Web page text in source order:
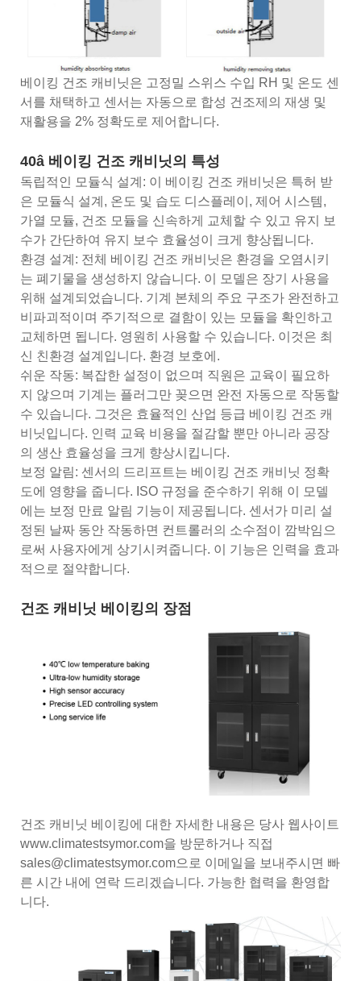
베이킹 건조 캐비닛은 고정밀 스위스 수입 RH 및 온도 센
서를 채택하고 센서는 자동으로 합성 건조제의 재생 및
재활용을 2% 정확도로 제어합니다.
40â 베이킹 건조 캐비닛의 특성
독립적인 모듈식 설계: 이 베이킹 건조 캐비닛은 특허 받
은 모듈식 설계, 온도 및 습도 디스플레이, 제어 시스템,
가열 모듈, 건조 모듈을 신속하게 교체할 수 있고 유지 보
수가 간단하여 유지 보수 효율성이 크게 향상됩니다.
환경 설계: 전체 베이킹 건조 캐비닛은 환경을 오염시키
는 폐기물을 생성하지 않습니다. 이 모델은 장기 사용을
위해 설계되었습니다. 기계 본체의 주요 구조가 완전하고
비파괴적이며 주기적으로 결함이 있는 모듈을 확인하고
교체하면 됩니다. 영원히 사용할 수 있습니다. 이것은 최
신 친환경 설계입니다. 환경 보호에.
쉬운 작동: 복잡한 설정이 없으며 직원은 교육이 필요하
지 않으며 기계는 플러그만 꽂으면 완전 자동으로 작동할
수 있습니다. 그것은 효율적인 산업 등급 베이킹 건조 캐
비닛입니다. 인력 교육 비용을 절감할 뿐만 아니라 공장
의 생산 효율성을 크게 향상시킵니다.
보정 알림: 센서의 드리프트는 베이킹 건조 캐비닛 정확
도에 영향을 줍니다. ISO 규정을 준수하기 위해 이 모델
에는 보정 만료 알림 기능이 제공됩니다. 센서가 미리 설
정된 날짜 동안 작동하면 컨트롤러의 소수점이 깜박임으
로써 사용자에게 상기시켜줍니다. 이 기능은 인력을 효과
적으로 절약합니다.
건조 캐비닛 베이킹의 장점
건조 캐비닛 베이킹에 대한 자세한 내용은 당사 웹사이트
www.climatestsymor.com을 방문하거나 직접
sales@climatestsymor.com으로 이메일을 보내주시면 빠
른 시간 내에 연락 드리겠습니다. 가능한 협력을 환영합
니다.